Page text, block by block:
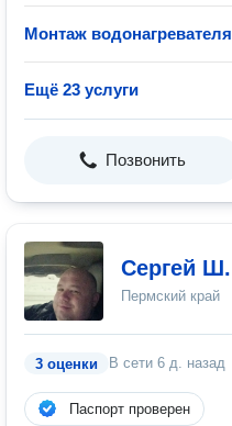
Монтаж водонагревателя
Ещё 23 услуги
Позвонить
Сергей Ш.
Пермский край
3 оценки В сети 6 д. назад
Паспорт проверен